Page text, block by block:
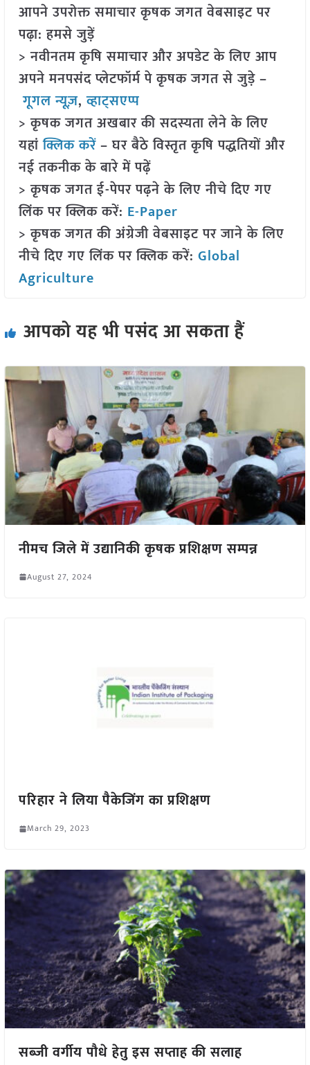
आपने उपरोक्त समाचार कृषक जगत वेबसाइट पर
पढ़ा: हमसे जुड़ें
> नवीनतम कृषि समाचार और अपडेट के लिए आप
अपने मनपसंद प्लेटफॉर्म पे कृषक जगत से जुड़े –
गूगल न्यूज़,व्हाट्सएप्प
> कृषक जगत अखबार की सदस्यता लेने के लिए
यहांक्लिक करें– घर बैठे विस्तृत कृषि पद्धतियों और
नई तकनीक के बारे में पढ़ें
> कृषक जगत ई-पेपर पढ़ने के लिए नीचे दिए गए
लिंक पर क्लिक करें: E-Paper
> कृषक जगत की अंग्रेजी वेबसाइट पर जाने के लिए
नीचे दिए गए लिंक पर क्लिक करें: Global
Agriculture
आपको यह भी पसंद आ सकता हैं
नीमच जिले में उद्यानिकी कृषक प्रशिक्षण सम्पन्न
August 27, 2024
परिहार ने लिया पैकेजिंग का प्रशिक्षण
March 29, 2023
सब्जी वर्गीय पौधे हेतु इस सप्ताह की सलाह